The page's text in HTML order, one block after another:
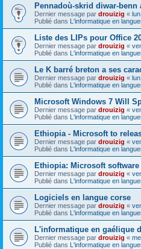
Pennadoù-skrid diwar-benn
Dernier message par drouizig «
Publié dans L'informatique en
Liste des LIPs pour Office
Dernier message par drouizig «
Publié dans L'informatique en
Le K barré breton a ses
Dernier message par drouizig «
Publié dans L'informatique en
Microsoft Windows 7 Will
Dernier message par drouizig «
Publié dans L'informatique en
Ethiopia - Microsoft to
Dernier message par drouizig «
Publié dans L'informatique en
Ethiopia: Microsoft
Dernier message par drouizig «
Publié dans L'informatique en
Logiciels en langue corse
Dernier message par drouizig «
Publié dans L'informatique en
L'informatique en gaélique
Dernier message par drouizig «
Publié dans L'informatique en